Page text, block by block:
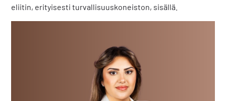
eliitin, erityisesti turvallisuuskoneiston, sisällä.